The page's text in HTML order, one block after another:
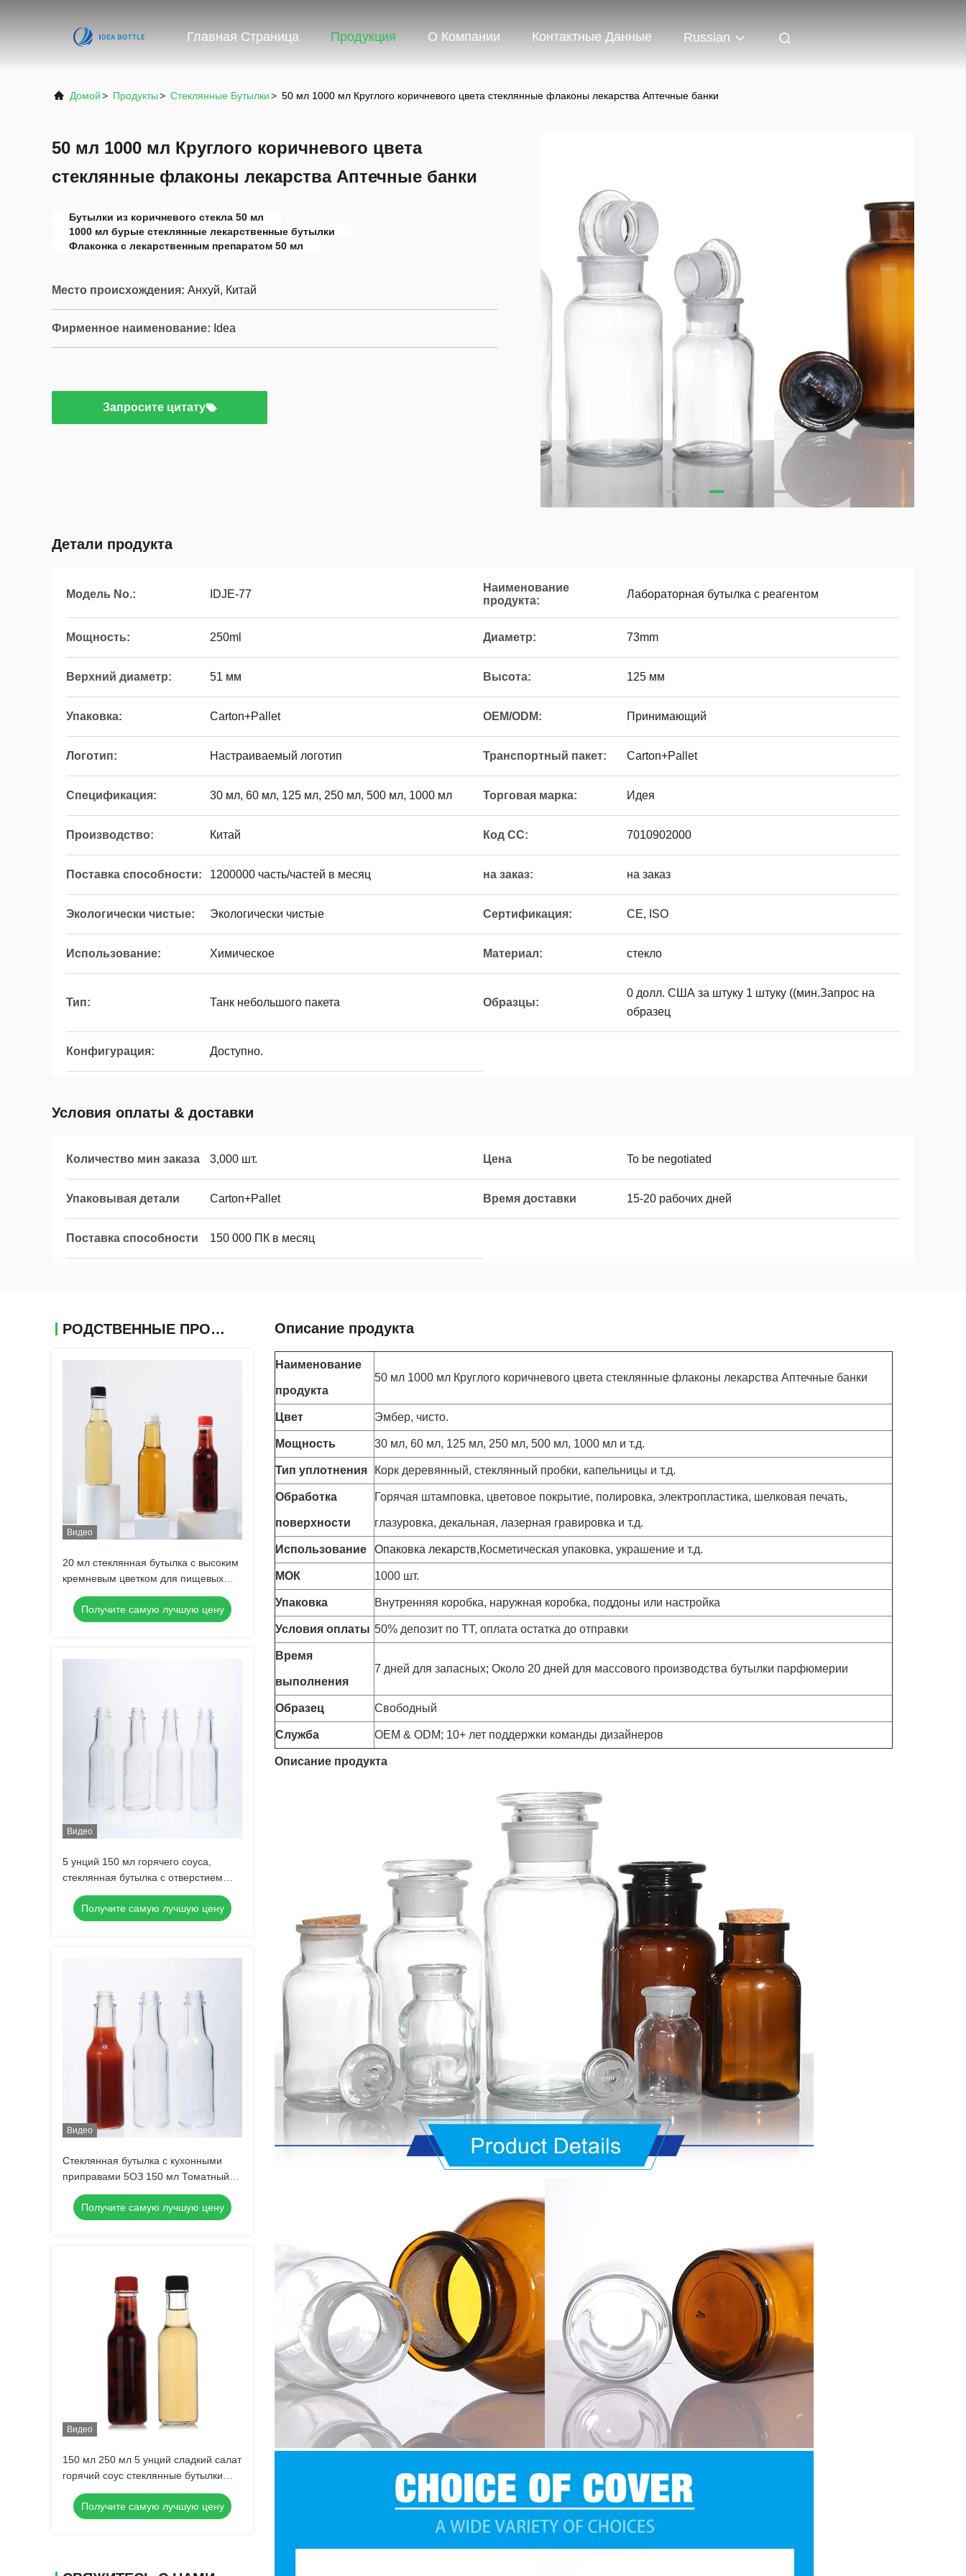
Главная Страница Продукция О Компании Контактные Данные Russian
Домой> Продукты> Стеклянные Бутылки> 50 мл 1000 мл Круглого коричневого цвета стеклянные флаконы лекарства Аптечные банки
50 мл 1000 мл Круглого коричневого цвета
стеклянные флаконы лекарства Аптечные банки
Бутылки из коричневого стекла 50 мл
1000 мл бурые стеклянные лекарственные бутылки
Флаконка с лекарственным препаратом 50 мл
Место происхождения: Анхуй, Китай
Фирменное наименование: Idea
Запросите цитату
Детали продукта
Модель No.: IDJE-77
Наименование
продукта:
Лабораторная бутылка с реагентом
Мощность: 250ml Диаметр: 73mm
Верхний диаметр: 51 мм Высота: 125 мм
Упаковка: Carton+Pallet OEM/ODM: Принимающий
Логотип: Настраиваемый логотип Транспортный пакет: Carton+Pallet
Спецификация: 30 мл, 60 мл, 125 мл, 250 мл, 500 мл, 1000 мл Торговая марка: Идея
Производство: Китай Код СС: 7010902000
Поставка способности: 1200000 часть/частей в месяц на заказ: на заказ
Экологически чистые: Экологически чистые Сертификация: CE, ISO
Использование: Химическое Материал: стекло
Тип: Танк небольшого пакета Образцы:
0 долл. США за штуку 1 штуку ((мин.Запрос на
образец
Конфигурация: Доступно.
Условия оплаты & доставки
Количество мин заказа 3,000 шт. Цена To be negotiated
Упаковывая детали Carton+Pallet Время доставки 15-20 рабочих дней
Поставка способности 150 000 ПК в месяц
РОДСТВЕННЫЕ ПРОДУКТЫ
Видео
20 мл стеклянная бутылка с высоким
кремневым цветком для пищевых
продуктов соус стеклянная бутылка с
крышкой
Получите самую лучшую цену
Видео
5 унций 150 мл горячего соуса,
стеклянная бутылка с отверстием
для отверстий
Получите самую лучшую цену
Видео
Стеклянная бутылка с кухонными
приправами 5ОЗ 150 мл Томатный
соус Салатовый коктейль Скрин-
печатьПолучите самую лучшую цену
Видео
150 мл 250 мл 5 унций сладкий салат
горячий соус стеклянные бутылки
мини с непроницаемой черной
крышкой
Получите самую лучшую цену
Описание продукта
Наименование
продукта
50 мл 1000 мл Круглого коричневого цвета стеклянные флаконы лекарства Аптечные банки
Цвет Эмбер, чисто.
Мощность 30 мл, 60 мл, 125 мл, 250 мл, 500 мл, 1000 мл и т.д.
Тип уплотнения Корк деревянный, стеклянный пробки, капельницы и т.д.
Обработка
поверхности
Горячая штамповка, цветовое покрытие, полировка, электропластика, шелковая печать,
глазуровка, декальная, лазерная гравировка и т.д.
Использование Опаковка лекарств,Косметическая упаковка, украшение и т.д.
МОК 1000 шт.
Упаковка Внутренняя коробка, наружная коробка, поддоны или настройка
Условия оплаты 50% депозит по TT, оплата остатка до отправки
Время
выполнения
7 дней для запасных; Около 20 дней для массового производства бутылки парфюмерии
Образец Свободный
Служба OEM & ODM; 10+ лет поддержки команды дизайнеров
Описание продукта